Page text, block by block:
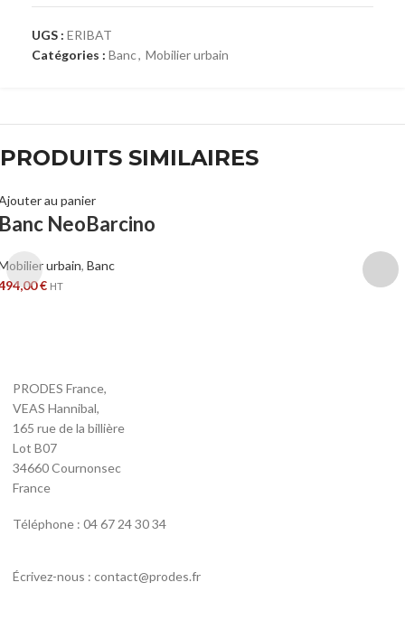
UGS : ERIBAT
Catégories : Banc, Mobilier urbain
PRODUITS SIMILAIRES
au panier
NeoBarcino
urbain,Banc
€ HT
PRODES France,
VEAS Hannibal,
165 rue de la billière
Lot B07
34660 Cournonsec
France
Téléphone : 04 67 24 30 34
Écrivez-nous : contact@prodes.fr